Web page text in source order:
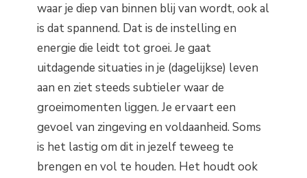
waar je diep van binnen blij van wordt, ook al
is dat spannend. Dat is de instelling en
energie die leidt tot groei. Je gaat
uitdagende situaties in je (dagelijkse) leven
aan en ziet steeds subtieler waar de
groeimomenten liggen. Je ervaart een
gevoel van zingeving en voldaanheid. Soms
is het lastig om dit in jezelf teweeg te
brengen en vol te houden. Het houdt ook